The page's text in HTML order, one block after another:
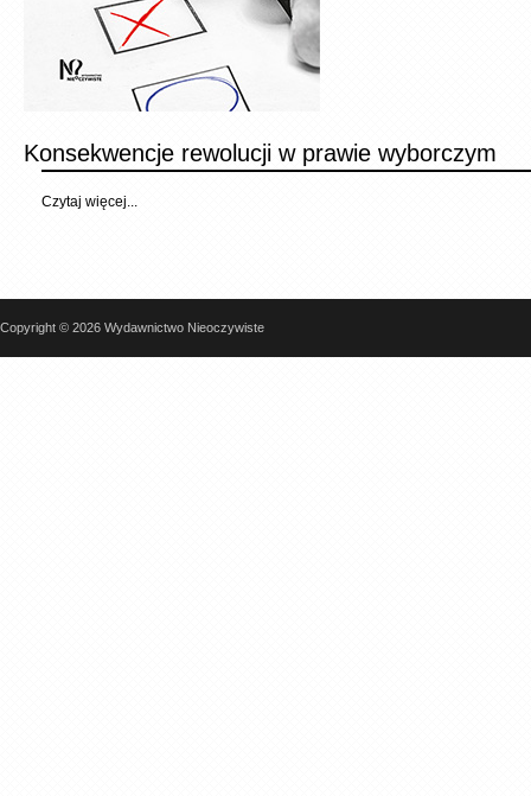
Konsekwencje rewolucji w prawie wyborczym
Czytaj więcej...
Copyright © 2026 Wydawnictwo Nieoczywiste